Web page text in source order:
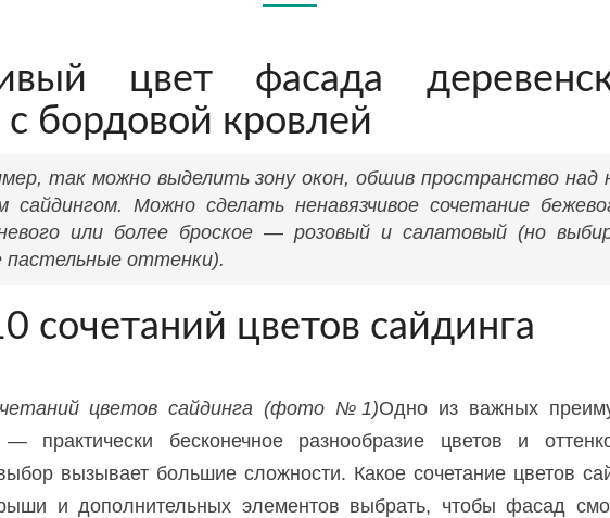
КРОВЛЕЙ
цвет фасада
бордовой кровлей
так можно выделить зону окон, обшив пространство над
сайдингом. Можно сделать ненавязчивое сочетание
или более броское — розовый и салатовый (но
пастельные оттенки).
сочетаний цветов сайдинга
цветов сайдинга (фото №1)Одно из важных
— практически бесконечное разнообразие цветов и
вызывает большие сложности. Какое сочетание цветов
и дополнительных элементов выбрать, чтобы фасад